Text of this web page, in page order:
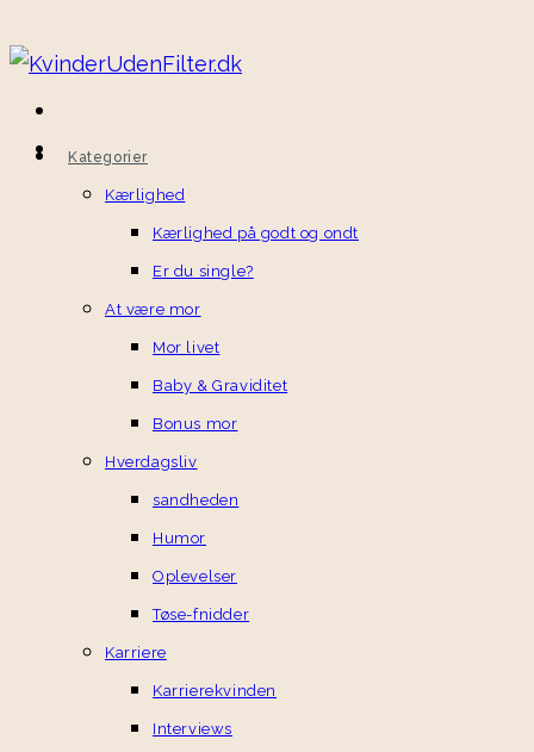
Kategorier
Kærlighed
Kærlighed på godt og ondt
Er du single?
At være mor
Mor livet
Baby & Graviditet
Bonus mor
Hverdagsliv
sandheden
Humor
Oplevelser
Tøse-fnidder
Karriere
Karrierekvinden
Interviews